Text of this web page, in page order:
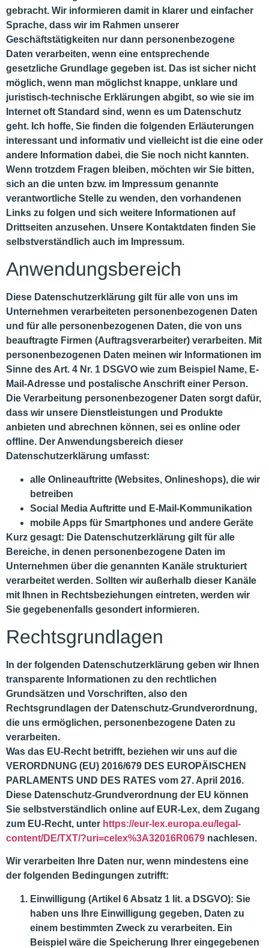
gebracht. Wir informieren damit in klarer und einfacher
Sprache, dass wir im Rahmen unserer
Geschäftstätigkeiten nur dann personenbezogene
Daten verarbeiten, wenn eine entsprechende
gesetzliche Grundlage gegeben ist. Das ist sicher nicht
möglich, wenn man möglichst knappe, unklare und
juristisch-technische Erklärungen abgibt, so wie sie im
Internet oft Standard sind, wenn es um Datenschutz
geht. Ich hoffe, Sie finden die folgenden Erläuterungen
interessant und informativ und vielleicht ist die eine oder
andere Information dabei, die Sie noch nicht kannten.
Wenn trotzdem Fragen bleiben, möchten wir Sie bitten,
sich an die unten bzw. im Impressum genannte
verantwortliche Stelle zu wenden, den vorhandenen
Links zu folgen und sich weitere Informationen auf
Drittseiten anzusehen. Unsere Kontaktdaten finden Sie
selbstverständlich auch im Impressum.
Anwendungsbereich
Diese Datenschutzerklärung gilt für alle von uns im
Unternehmen verarbeiteten personenbezogenen Daten
und für alle personenbezogenen Daten, die von uns
beauftragte Firmen (Auftragsverarbeiter) verarbeiten. Mit
personenbezogenen Daten meinen wir Informationen im
Sinne des Art. 4 Nr. 1 DSGVO wie zum Beispiel Name, E-
Mail-Adresse und postalische Anschrift einer Person.
Die Verarbeitung personenbezogener Daten sorgt dafür,
dass wir unsere Dienstleistungen und Produkte
anbieten und abrechnen können, sei es online oder
offline. Der Anwendungsbereich dieser
Datenschutzerklärung umfasst:
alle Onlineauftritte (Websites, Onlineshops), die wir
betreiben
Social Media Auftritte und E-Mail-Kommunikation
mobile Apps für Smartphones und andere Geräte
Kurz gesagt: Die Datenschutzerklärung gilt für alle
Bereiche, in denen personenbezogene Daten im
Unternehmen über die genannten Kanäle strukturiert
verarbeitet werden. Sollten wir außerhalb dieser Kanäle
mit Ihnen in Rechtsbeziehungen eintreten, werden wir
Sie gegebenenfalls gesondert informieren.
Rechtsgrundlagen
In der folgenden Datenschutzerklärung geben wir Ihnen
transparente Informationen zu den rechtlichen
Grundsätzen und Vorschriften, also den
Rechtsgrundlagen der Datenschutz-Grundverordnung,
die uns ermöglichen, personenbezogene Daten zu
verarbeiten.
Was das EU-Recht betrifft, beziehen wir uns auf die
VERORDNUNG (EU) 2016/679 DES EUROPÄISCHEN
PARLAMENTS UND DES RATES vom 27. April 2016.
Diese Datenschutz-Grundverordnung der EU können
Sie selbstverständlich online auf EUR-Lex, dem Zugang
zum EU-Recht, unter https://eur-lex.europa.eu/legal-
content/DE/TXT/?uri=celex%3A32016R0679 nachlesen.
Wir verarbeiten Ihre Daten nur, wenn mindestens eine
der folgenden Bedingungen zutrifft:
Einwilligung (Artikel 6 Absatz 1 lit. a DSGVO): Sie
haben uns Ihre Einwilligung gegeben, Daten zu
einem bestimmten Zweck zu verarbeiten. Ein
Beispiel wäre die Speicherung Ihrer eingegebenen